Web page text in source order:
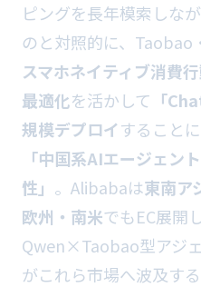
ピングを長年模索しな
のと対照的に、Taobao
スマホネイティブ消費
最適化を活かして 「
規模デプロイすること
「中国系AIエージェン
性」 。Alibabaは東南ア
欧州・南米でもEC展開
Qwen×Taobao型アジ
がこれら市場へ波及す